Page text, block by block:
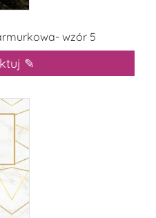
wzór 5
✎